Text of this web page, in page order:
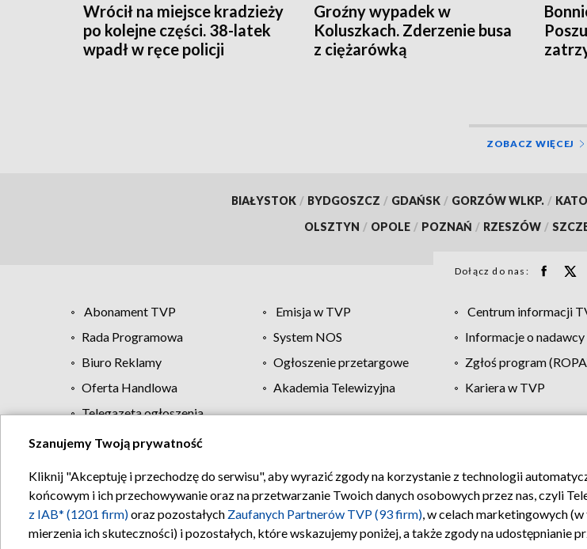
Wrócił na miejsce kradzieży
po kolejne części. 38-latek
wpadł w ręce policji
Groźny wypadek w
Koluszkach. Zderzenie busa
z ciężarówką
ZOBACZ WIĘCEJ
BIAŁYSTOK / BYDGOSZCZ / GDAŃSK / GORZÓW WLKP. /
OLSZTYN / OPOLE / POZNAŃ / RZESZÓW /
Dołącz do nas:
Abonament TVP Emisja w TVP Centrum informacji
Rada Programowa
System NOS Informacje o nadawcy
Biuro Reklamy
Ogłoszenie przetargowe Zgłoś program
Oferta Handlowa
Akademia Telewizyjna Kariera w TVP
Telegazeta ogłoszenia
Regulamin TVP Polityka prywatności Moje zgody
Szanujemy Twoją prywatność
Kliknij "Akceptuję i przechodzę do serwisu", aby wyrazić zgody na korzystanie z technologii
końcowym i ich przechowywanie oraz na przetwarzanie Twoich danych osobowych przez nas, czyli
z IAB* (1201 firm)oraz pozostałych Zaufanych Partnerów TVP (93 firm), w celach marketingowych
mierzenia ich skuteczności) i pozostałych, które wskazujemy poniżej, a także zgody na udostępnianie